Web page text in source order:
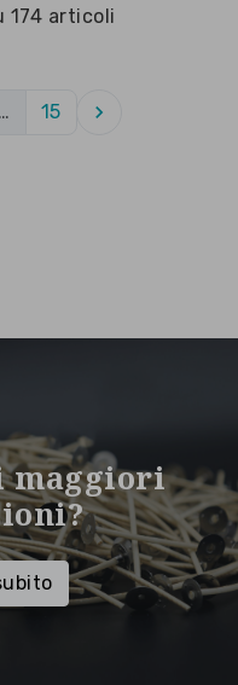
174 articoli
… 15 
maggiori